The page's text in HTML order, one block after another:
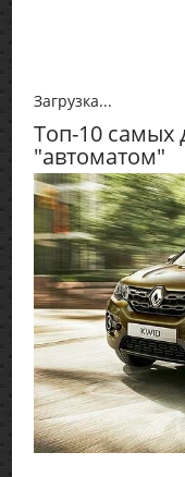
Загрузка...
Топ-10 самых
"автоматом"